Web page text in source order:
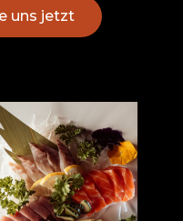
uns jetzt